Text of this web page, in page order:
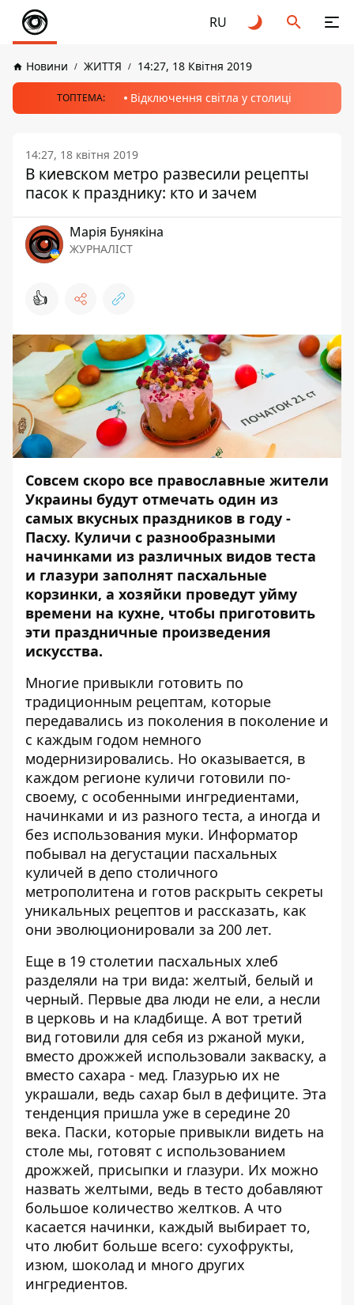
RU
Новини ЖИТТЯ 14:27, 18 Квітня 2019
ТОПТЕМА: Відключення світла у столиці
14:27, 18 квітня 2019
В киевском метро развесили рецепты
пасок к празднику: кто и зачем
Марія Бунякіна
ЖУРНАЛІСТ
👍
Совсем скоро все православные жители
Украины будут отмечать один из
самых вкусных праздников в году -
Пасху. Куличи с разнообразными
начинками из различных видов теста
и глазури заполнят пасхальные
корзинки, а хозяйки проведут уйму
времени на кухне, чтобы приготовить
эти праздничные произведения
искусства.
Многие привыкли готовить по
традиционным рецептам, которые
передавались из поколения в поколение и
с каждым годом немного
модернизировались. Но оказывается, в
каждом регионе куличи готовили по-
своему, с особенными ингредиентами,
начинками и из разного теста, а иногда и
без использования муки. Информатор
побывал на дегустации пасхальных
куличей в депо столичного
метрополитена и готов раскрыть секреты
уникальных рецептов и рассказать, как
они эволюционировали за 200 лет.
Еще в 19 столетии пасхальных хлеб
разделяли на три вида: желтый, белый и
черный. Первые два люди не ели, а несли
в церковь и на кладбище. А вот третий
вид готовили для себя из ржаной муки,
вместо дрожжей использовали закваску, а
вместо сахара - мед. Глазурью их не
украшали, ведь сахар был в дефиците. Эта
тенденция пришла уже в середине 20
века. Паски, которые привыкли видеть на
столе мы, готовят с использованием
дрожжей, присыпки и глазури. Их можно
назвать желтыми, ведь в тесто добавляют
большое количество желтков. А что
касается начинки, каждый выбирает то,
что любит больше всего: сухофрукты,
изюм, шоколад и много других
ингредиентов.